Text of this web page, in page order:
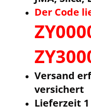
Der Code
Versand
versichert
Lieferzeit 1